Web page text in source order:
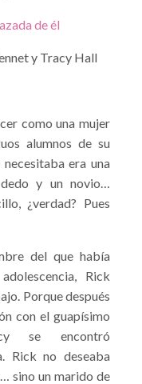
de él
y Tracy Hall
como una mujer
alumnos de su
era una
y un novio…
¿verdad? Pues
del que había
Rick
Porque después
con el guapísimo
se encontró
Rick no deseaba
sino un marido de